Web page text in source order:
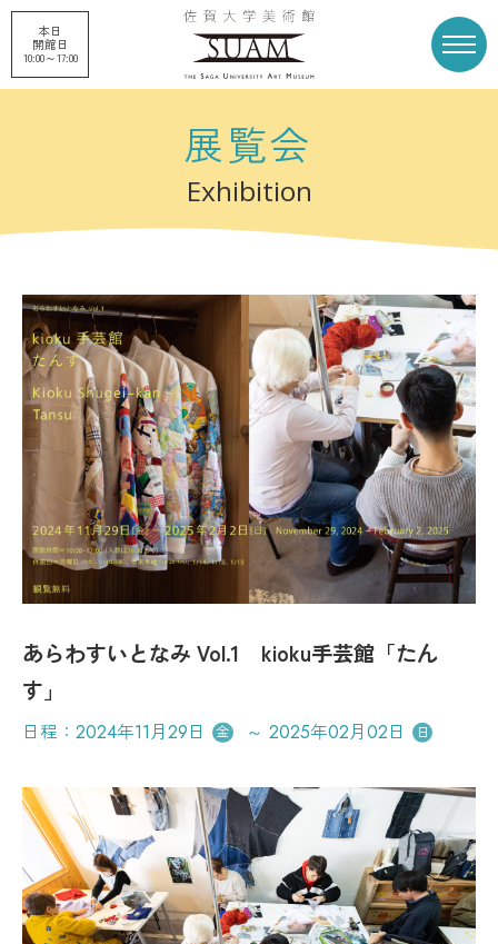
本日
開館日
10:00～17:00
展覧会
申請企画展 プロジェクト
刊行物 収蔵品
美術館概要 美術館募金
お知らせ アクセス
カレンダー お問い合わせ
プレスリリース
展覧会
Exhibition
あらわすいとなみ Vol.1 kioku手芸館「たん
す」
日程： 2024年11月29日 金 ～ 2025年02月02日 日